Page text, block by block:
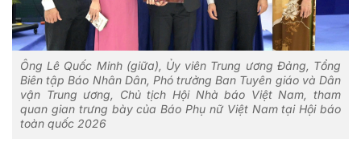
Ông Lê Quốc Minh (giữa), Ủy viên Trung ương Đảng, Tổng
Biên tập Báo Nhân Dân, Phó trưởng Ban Tuyên giáo và Dân
vận Trung ương, Chủ tịch Hội Nhà báo Việt Nam, tham
quan gian trưng bày của Báo Phụ nữ Việt Nam tại Hội báo
toàn quốc 2026